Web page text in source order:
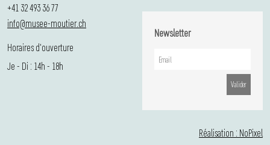
+41 32 493 36 77
info@musee-moutier.ch
Horaires d'ouverture
Je - Di : 14h - 18h
Newsletter
Réalisation : NoPixel